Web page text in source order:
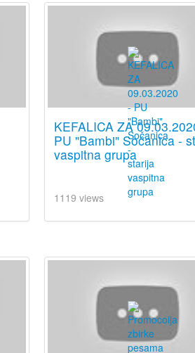
KEFALICA ZA
PU "Bambi" Sočanica -
vaspitna grupa
1119 views